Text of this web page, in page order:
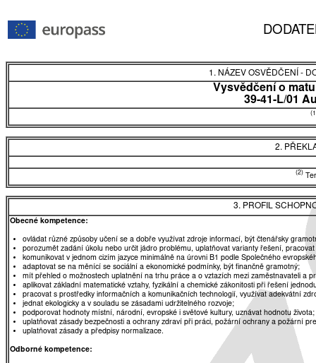
1. NÁZEV OSVĚDČENÍ -
Vysvědčení o
39-41-L/01
2.
(2)
3. PROFIL
Obecné kompetence:
ovládat různé způsoby učení se a dobře využívat zdroje informací, být čtenářsky
porozumět zadání úkolu nebo určit jádro problému, uplatňovat varianty řešení,
komunikovat v jednom cizím jazyce minimálně na úrovni B1 podle Společného
adaptovat se na měnící se sociální a ekonomické podmínky, být finančně gramotný;
mít přehled o možnostech uplatnění na trhu práce a o vztazích mezi zaměstnavateli a
aplikovat základní matematické vztahy, fyzikální a chemické zákonitosti při řešení
pracovat s prostředky informačních a komunikačních technologií, využívat adekvátní
jednat ekologicky a v souladu se zásadami udržitelného rozvoje;
podporovat hodnoty místní, národní, evropské i světové kultury, uznávat hodnotu života;
uplatňovat zásady bezpečnosti a ochrany zdraví při práci, požární ochrany a požární
uplatňovat zásady a předpisy normalizace.
Odborné kompetence: